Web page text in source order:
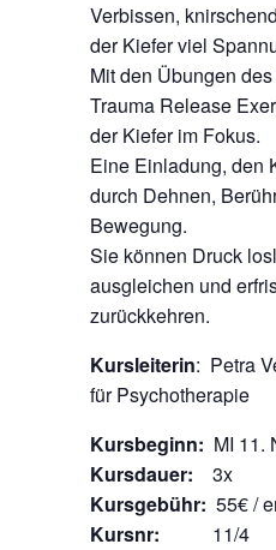
Verbissen,
der Kiefer viel
Mit den Übungen
Trauma Release
der Kiefer im Fokus.
Eine Einladung, den
durch Dehnen,
Bewegung.
Sie können Druck
ausgleichen und
zurückkehren.
Kursleiterin: Petra
für Psychotherapie
Kursbeginn: MI 11.
Kursdauer: 3x
Kursgebühr: 55€ /
Kursnr: 11/4